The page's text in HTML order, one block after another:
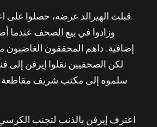
قبلت الهيرالد عرضه، حصلوا
وزادوا في بيع الصحف عندما
إضافية. داهم المحققون الغاضبون
لكن الصحفيين نقلوا إيرفن إلى
سلموه إلى مكتب شريف مقاطعة
اعترف إيرفن بالذنب لتجنب الكرسي